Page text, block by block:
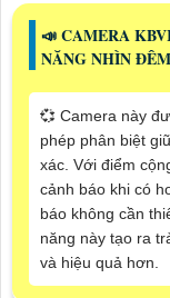
📣 CAMERA
NĂNG NHÌN
💞 Camera này
phép phân biệt
xác. Với điểm
cảnh báo khi có
báo không cần
năng này tạo ra
và hiệu quả hơn.